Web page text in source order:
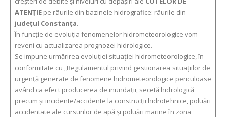
ATENŢIE pe râurile din bazinele hidrografice: râurile din
județul Constanța.
În funcție de evoluția fenomenelor hidrometeorologice vom
reveni cu actualizarea prognozei hidrologice.
Se impune urmărirea evoluției situației hidrometeorologice, în
conformitate cu „Regulamentul privind gestionarea situațiilor de
urgență generate de fenomene hidrometeorologice periculoase
având ca efect producerea de inundații, secetă hidrologică
precum și incidente/accidente la construcții hidrotehnice, poluări
accidentate ale cursurilor de apă și poluări marine în zona